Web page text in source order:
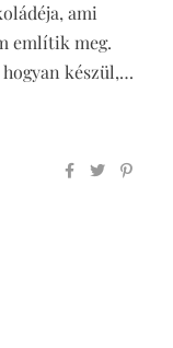
ami
említik meg.
készül,…